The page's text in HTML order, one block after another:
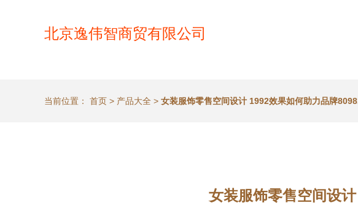
北京逸伟智商贸有限公司
当前位置： 首页 > 产品大全 > 女装服饰零售空间设计 1992效果如何助力品牌
女装服饰零售空间设